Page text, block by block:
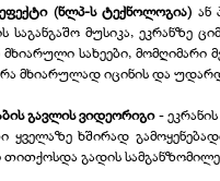
(ნლპ-ს ტექნოლოგია) ან
მუსიკა, ეკრანზე
სახეები,
მხიარულად იცინის და
გავლის ვიდეორიგი-
ყველაზე ხშირად
გადის